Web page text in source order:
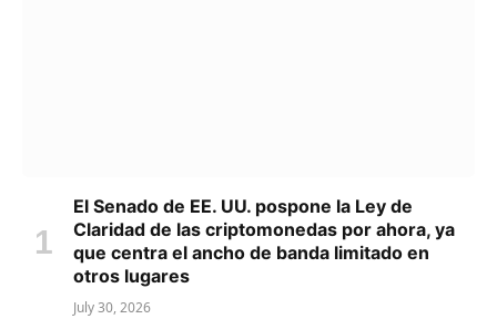
El Senado de EE. UU. pospone la Ley de
Claridad de las criptomonedas por ahora, ya
que centra el ancho de banda limitado en
otros lugares
July 30, 2026